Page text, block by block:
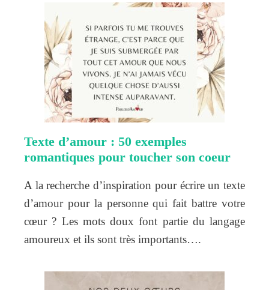
Texte d’amour : 50 exemples
romantiques pour toucher son coeur
A la recherche d’inspiration pour écrire un texte
d’amour pour la personne qui fait battre votre
cœur ? Les mots doux font partie du langage
amoureux et ils sont très importants….